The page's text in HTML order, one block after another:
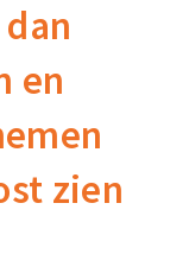
en
zien